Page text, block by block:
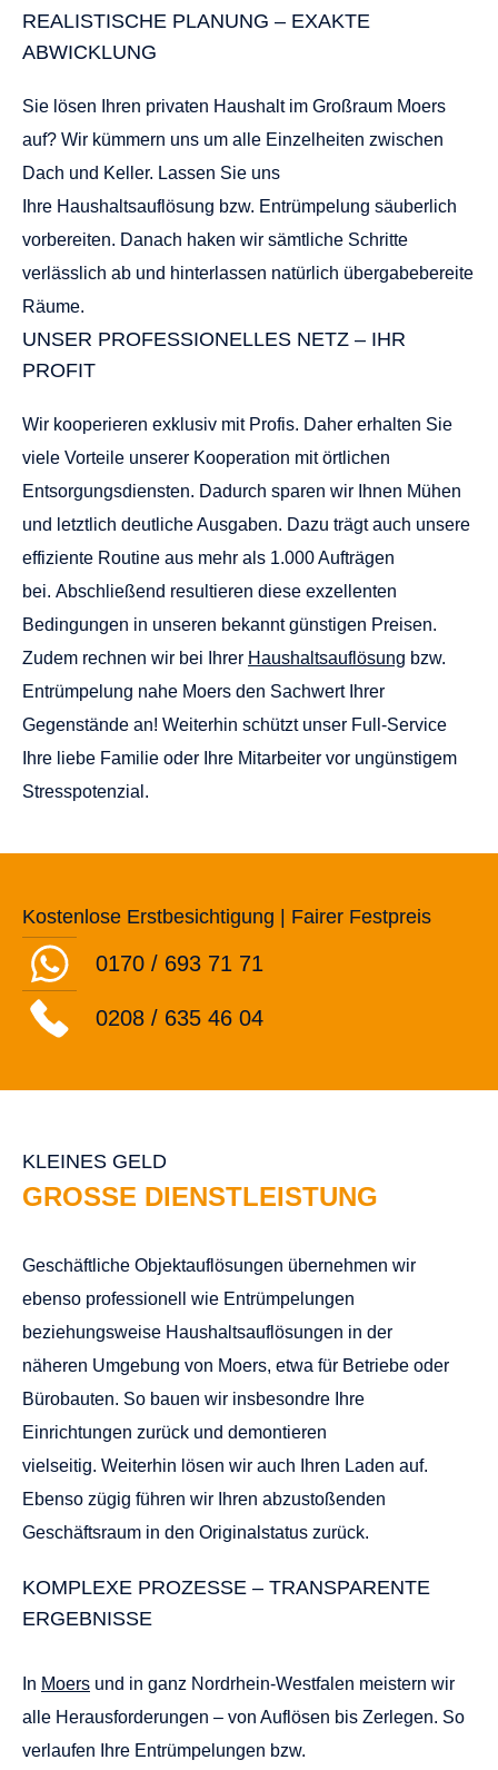
REALISTISCHE PLANUNG – EXAKTE
ABWICKLUNG
Sie lösen Ihren privaten Haushalt im Großraum Moers
auf? Wir kümmern uns um alle Einzelheiten zwischen
Dach und Keller. Lassen Sie uns
Ihre Haushaltsauflösung bzw. Entrümpelung säuberlich
vorbereiten. Danach haken wir sämtliche Schritte
verlässlich ab und hinterlassen natürlich übergabebereite
Räume.
UNSER PROFESSIONELLES NETZ – IHR
PROFIT
Wir kooperieren exklusiv mit Profis. Daher erhalten Sie
viele Vorteile unserer Kooperation mit örtlichen
Entsorgungsdiensten. Dadurch sparen wir Ihnen Mühen
und letztlich deutliche Ausgaben. Dazu trägt auch unsere
effiziente Routine aus mehr als 1.000 Aufträgen
bei. Abschließend resultieren diese exzellenten
Bedingungen in unseren bekannt günstigen Preisen.
Zudem rechnen wir bei Ihrer Haushaltsauflösung bzw.
Entrümpelung nahe Moers den Sachwert Ihrer
Gegenstände an! Weiterhin schützt unser Full-Service
Ihre liebe Familie oder Ihre Mitarbeiter vor ungünstigem
Stresspotenzial.
Kostenlose Erstbesichtigung | Fairer Festpreis
0170 / 693 71 71
0208 / 635 46 04
KLEINES GELD
GROSSE DIENSTLEISTUNG
Geschäftliche Objektauflösungen übernehmen wir
ebenso professionell wie Entrümpelungen
beziehungsweise Haushaltsauflösungen in der
näheren Umgebung von Moers, etwa für Betriebe oder
Bürobauten. So bauen wir insbesondre Ihre
Einrichtungen zurück und demontieren
vielseitig. Weiterhin lösen wir auch Ihren Laden auf.
Ebenso zügig führen wir Ihren abzustoßenden
Geschäftsraum in den Originalstatus zurück.
KOMPLEXE PROZESSE – TRANSPARENTE
ERGEBNISSE
In Moers und in ganz Nordrhein-Westfalen meistern wir
alle Herausforderungen – von Auflösen bis Zerlegen. So
verlaufen Ihre Entrümpelungen bzw.